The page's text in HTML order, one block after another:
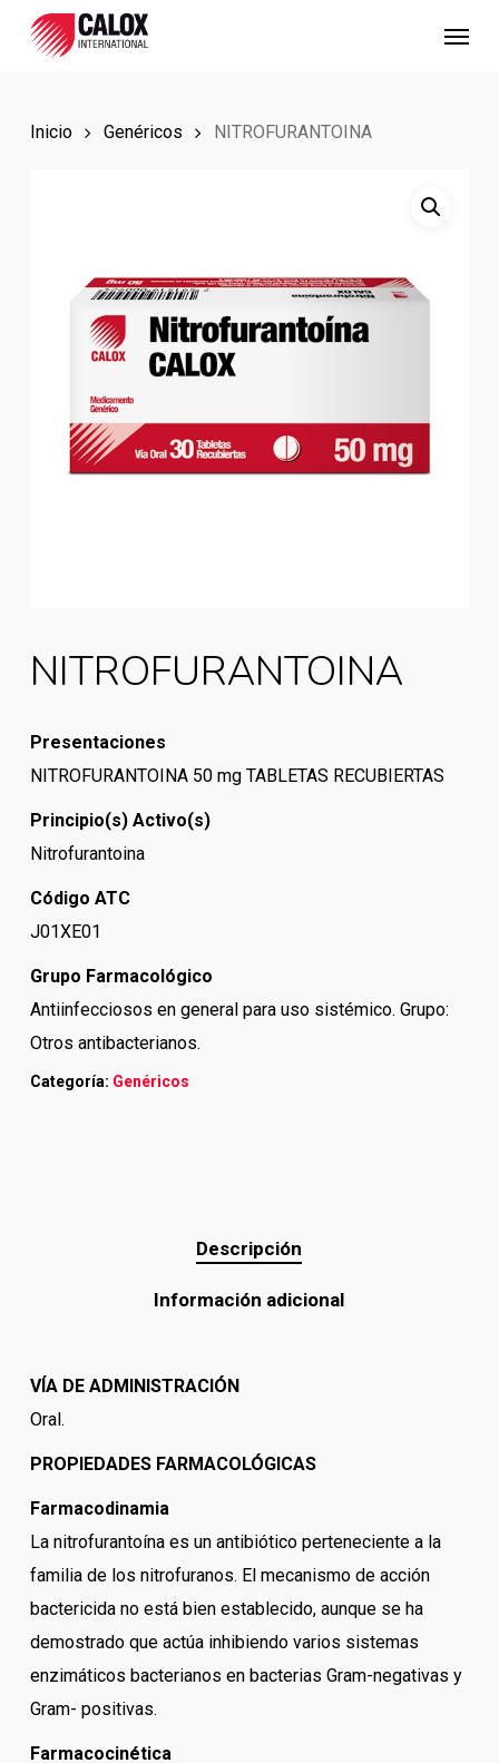
Inicio Genéricos NITROFURANTOINA
NITROFURANTOINA
Presentaciones
NITROFURANTOINA 50 mg TABLETAS RECUBIERTAS
Principio(s) Activo(s)
Nitrofurantoina
Código ATC
J01XE01
Grupo Farmacológico
Antiinfecciosos en general para uso sistémico. Grupo:
Otros antibacterianos.
Categoría: Genéricos
Descripción
Información adicional
VÍA DE ADMINISTRACIÓN
Oral.
PROPIEDADES FARMACOLÓGICAS
Farmacodinamia
La nitrofurantoína es un antibiótico perteneciente a la
familia de los nitrofuranos. El mecanismo de acción
bactericida no está bien establecido, aunque se ha
demostrado que actúa inhibiendo varios sistemas
enzimáticos bacterianos en bacterias Gram-negativas y
Gram- positivas.
Farmacocinética